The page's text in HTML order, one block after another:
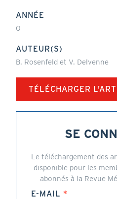
ANNÉE
0
AUTEUR(S)
B. Rosenfeld et V. Delvenne
TÉLÉCHARGER
SE
Le téléchargement des
disponible pour les
abonnés à la Revue
E-MAIL